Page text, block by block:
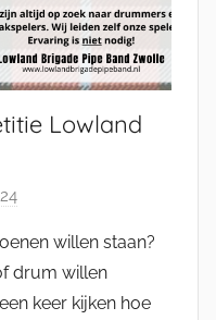
Lowland
o
r
M
willen staan?
drum willen
keer kijken hoe